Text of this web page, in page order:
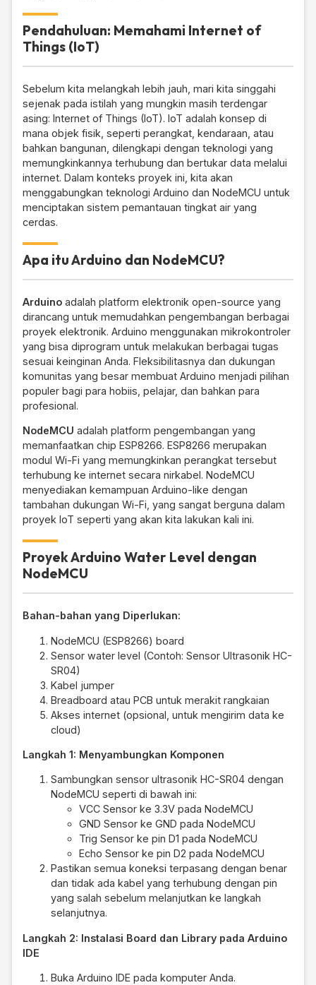
Pendahuluan: Memahami Internet of
Things (IoT)
Sebelum kita melangkah lebih jauh, mari kita singgahi
sejenak pada istilah yang mungkin masih terdengar
asing: Internet of Things (IoT). IoT adalah konsep di
mana objek fisik, seperti perangkat, kendaraan, atau
bahkan bangunan, dilengkapi dengan teknologi yang
memungkinkannya terhubung dan bertukar data melalui
internet. Dalam konteks proyek ini, kita akan
menggabungkan teknologi Arduino dan NodeMCU untuk
menciptakan sistem pemantauan tingkat air yang
cerdas.
Apa itu Arduino dan NodeMCU?
Arduino adalah platform elektronik open-source yang
dirancang untuk memudahkan pengembangan berbagai
proyek elektronik. Arduino menggunakan mikrokontroler
yang bisa diprogram untuk melakukan berbagai tugas
sesuai keinginan Anda. Fleksibilitasnya dan dukungan
komunitas yang besar membuat Arduino menjadi pilihan
populer bagi para hobiis, pelajar, dan bahkan para
profesional.
NodeMCU adalah platform pengembangan yang
memanfaatkan chip ESP8266. ESP8266 merupakan
modul Wi-Fi yang memungkinkan perangkat tersebut
terhubung ke internet secara nirkabel. NodeMCU
menyediakan kemampuan Arduino-like dengan
tambahan dukungan Wi-Fi, yang sangat berguna dalam
proyek IoT seperti yang akan kita lakukan kali ini.
Proyek Arduino Water Level dengan
NodeMCU
Bahan-bahan yang Diperlukan:
NodeMCU (ESP8266) board
Sensor water level (Contoh: Sensor Ultrasonik HC-
SR04)
Kabel jumper
Breadboard atau PCB untuk merakit rangkaian
Akses internet (opsional, untuk mengirim data ke
cloud)
Langkah 1: Menyambungkan Komponen
Sambungkan sensor ultrasonik HC-SR04 dengan
NodeMCU seperti di bawah ini:
VCC Sensor ke 3.3V pada NodeMCU
GND Sensor ke GND pada NodeMCU
Trig Sensor ke pin D1 pada NodeMCU
Echo Sensor ke pin D2 pada NodeMCU
Pastikan semua koneksi terpasang dengan benar
dan tidak ada kabel yang terhubung dengan pin
yang salah sebelum melanjutkan ke langkah
selanjutnya.
Langkah 2: Instalasi Board dan Library pada Arduino
IDE
Buka Arduino IDE pada komputer Anda.